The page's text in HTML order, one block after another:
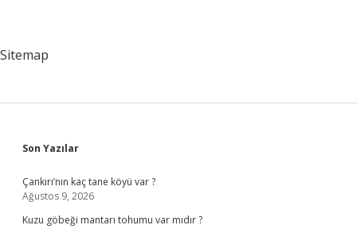
Sitemap
Sidebar
Son Yazılar
Çankırı’nın kaç tane köyü var ?
Ağustos 9, 2026
Kuzu göbeği mantarı tohumu var mıdır ?